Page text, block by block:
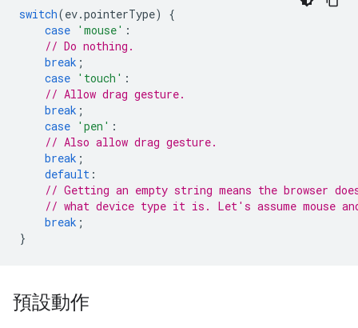
switch(ev.pointerType)
{
case 'mouse' :
// Do nothing.
break ;
case 'touch' :
// Allow drag gesture.
break ;
case 'pen' :
// Also allow drag gesture.
break ;
default :
// Getting an empty string means the browser
// what device type it is. Let's assume mouse
break ;
}
預設動作